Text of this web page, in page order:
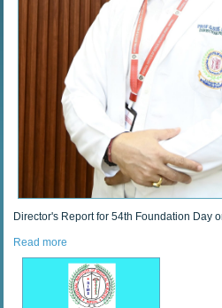
Director's Report for 54th Foundation Day
Read more